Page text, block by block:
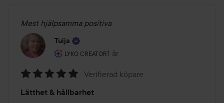
Mest hjälpsamma positiva
Tuija
LYKO CREATOR
Användarens roll: Lyko Creator.
1 år
Inlägget skapades 1 år
5
Verifierad köpare
Lätthet & hållbarhet